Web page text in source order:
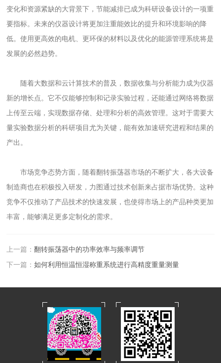
变化和资源紧缺的大背景下，节能减排已成为科研设备设计的一项重
要指标。未来的仪器设计将更加注重能效比的提升和环境影响的降
低。使用更高效的电机、更环保的材料以及优化的能源管理系统将是
发展的必然趋势。
随着大数据和云计算技术的普及，数据收集与分析能力成为仪器
新的增长点。它不仅能够控制和记录实验过程，还能通过网络将数据
上传至云端，实现数据存储、处理和分析的高效管理。这对于需要大
量实验数据分析的科研项目尤为关键，能有效加速研究进程和结果的
产出。
市场竞争态势方面，随着翻转振荡器市场的不断扩大，各大设备
制造商也在积极投入研发，力图通过技术创新来占据市场优势。这种
竞争不仅推动了产品技术的快速发展，也使得市场上的产品种类更加
丰富，能够满足更多定制化的需求。
上一篇：翻转振荡器中的功率效率与频率调节
下一篇：如何利用恒温恒湿称重系统进行高精度重量测量